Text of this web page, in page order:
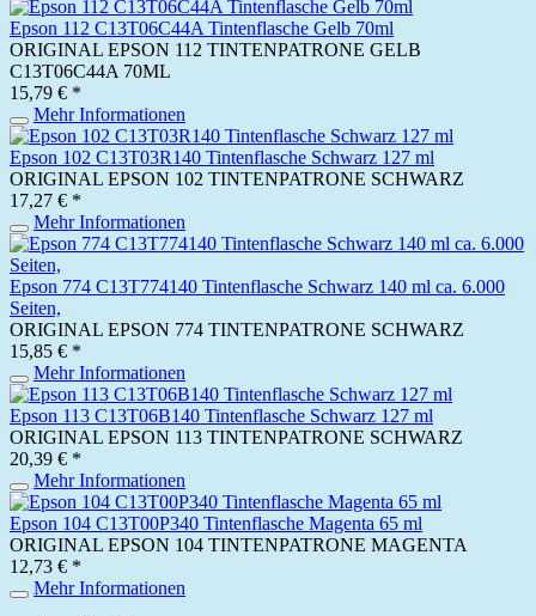
Epson 112 C13T06C44A Tintenflasche Gelb 70ml
ORIGINAL EPSON 112 TINTENPATRONE GELB
C13T06C44A 70ML
15,79 € *
Mehr Informationen
Epson 102 C13T03R140 Tintenflasche Schwarz 127 ml
ORIGINAL EPSON 102 TINTENPATRONE SCHWARZ
17,27 € *
Mehr Informationen
Epson 774 C13T774140 Tintenflasche Schwarz 140 ml ca. 6.000
Seiten,
ORIGINAL EPSON 774 TINTENPATRONE SCHWARZ
15,85 € *
Mehr Informationen
Epson 113 C13T06B140 Tintenflasche Schwarz 127 ml
ORIGINAL EPSON 113 TINTENPATRONE SCHWARZ
20,39 € *
Mehr Informationen
Epson 104 C13T00P340 Tintenflasche Magenta 65 ml
ORIGINAL EPSON 104 TINTENPATRONE MAGENTA
12,73 € *
Mehr Informationen